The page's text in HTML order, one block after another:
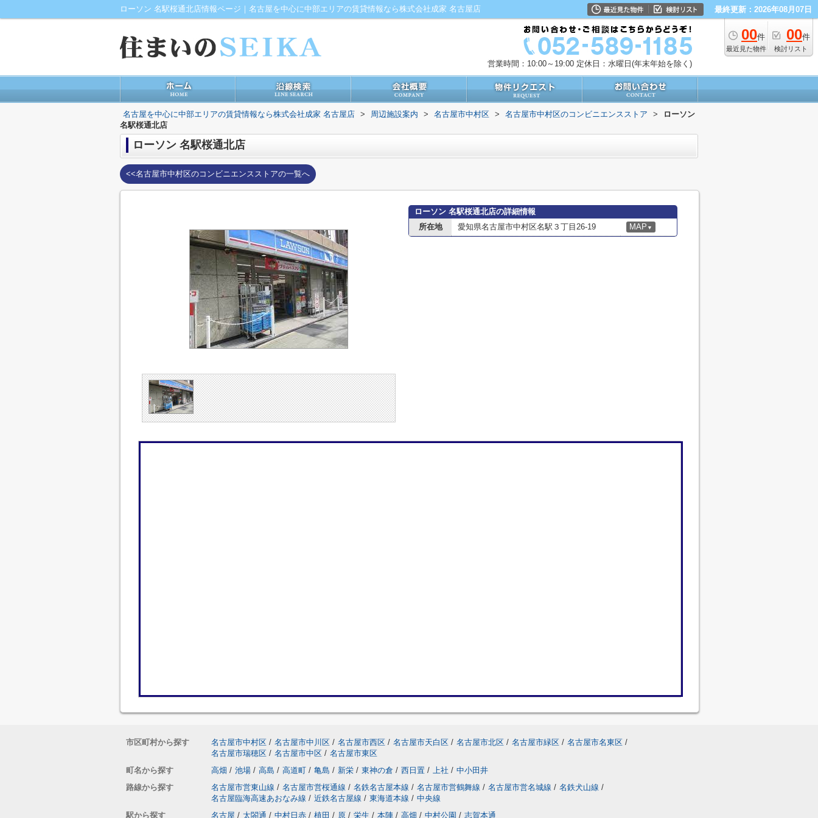
ローソン 名駅桜通北店情報ページ｜名古屋を中心に中部エリアの賃貸情報なら株式会社成家 名古屋店 最終更新：2026年08月07日
00件
最近見た物件
00件
検討リスト
営業時間：10:00～19:00 定休日：水曜日(年末年始を除く)
名古屋を中心に中部エリアの賃貸情報なら株式会社成家 名古屋店 > 周辺施設案内 > 名古屋市中村区 > 名古屋市中村区のコンビニエンスストア >
ローソン
名駅桜通北店
ローソン 名駅桜通北店
<<名古屋市中村区のコンビニエンスストアの一覧へ
ローソン 名駅桜通北店の詳細情報
所在地
愛知県名古屋市中村区名駅３丁目26-19 MAP ▼
市区町村から探す 名古屋市中村区 / 名古屋市中川区 / 名古屋市西区 / 名古屋市天白区 / 名古屋市北区 / 名古屋市緑区 / 名古屋市名東区 /
名古屋市瑞穂区 / 名古屋市中区 / 名古屋市東区
町名から探す
高畑 / 池場 / 高島 / 高道町 / 亀島 / 新栄 / 東神の倉 / 西日置 / 上社 / 中小田井
路線から探す
名古屋市営東山線 / 名古屋市営桜通線 / 名鉄名古屋本線 / 名古屋市営鶴舞線 / 名古屋市営名城線 / 名鉄犬山線 /
名古屋臨海高速あおなみ線 / 近鉄名古屋線 / 東海道本線 / 中央線
駅から探す
名古屋 / 太閤通 / 中村日赤 / 植田 / 原 / 栄生 / 本陣 / 高畑 / 中村公園 / 志賀本通